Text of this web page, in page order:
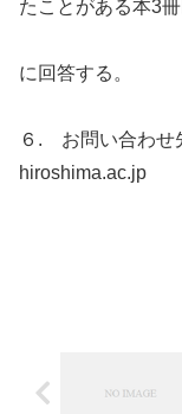
たことがある本3
② 参加者
に回答する。
６. お問い合わ
hiroshima.ac.jp
以